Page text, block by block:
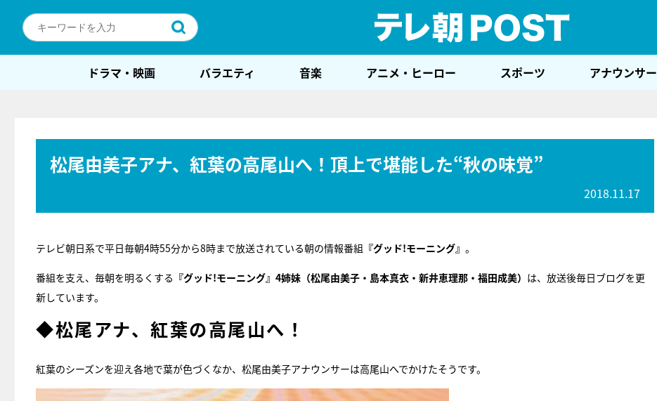
ドラマ・映画 バラエティ 音楽 アニメ・ヒーロー スポーツ アナウンサー
松尾由美子アナ、紅葉の高尾山へ！頂上で堪能した“秋の味覚”
2018.11.17
テレビ朝日系で平日毎朝4時55分から8時まで放送されている朝の情報番組 『グッド!モーニング』 。
番組を支え、毎朝を明るくする 『グッド!モーニング』4姉妹（松尾由美子・島本真衣・新井恵理那・福田成美） は、放送後毎日ブログを更
新しています。
◆松尾アナ、紅葉の高尾山へ！
紅葉のシーズンを迎え各地で葉が色づくなか、松尾由美子アナウンサーは高尾山へでかけたそうです。